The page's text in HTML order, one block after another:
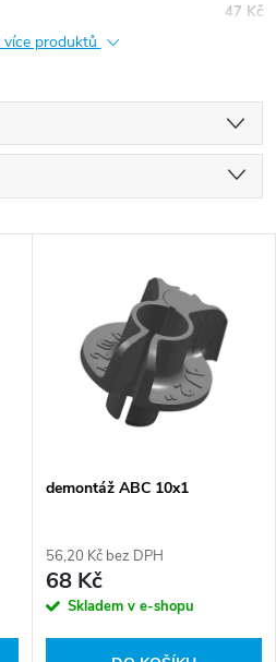
47 Kč
produktů
demontáž ABC 10x1
56,20 Kč bez DPH
68 Kč
Skladem v e-shopu